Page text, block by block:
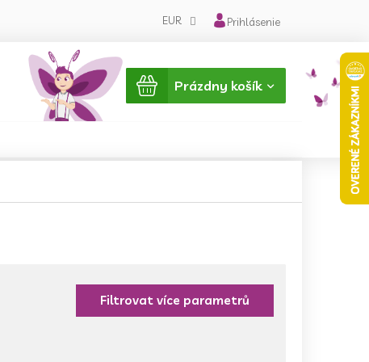
EUR Prihlásenie
Nákupný
košík
Prázdny košík